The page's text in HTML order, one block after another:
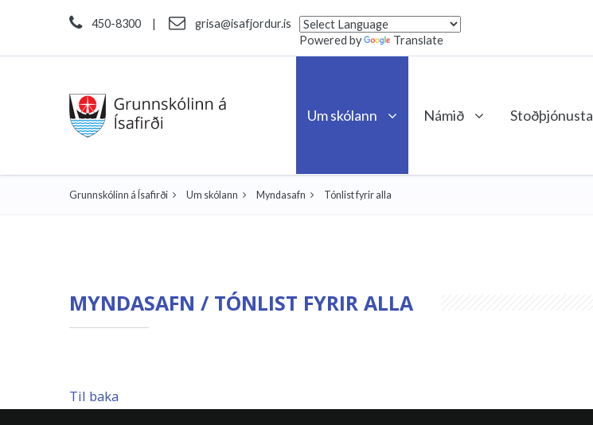
450-8300 |
grisa@isafjordur.is
Powered by
Translate
Um skólann Námið Stoðþjónusta
Grunnskólinn á Ísafirði Um skólann Myndasafn Tónlist fyrir alla
MYNDASAFN / TÓNLIST FYRIR ALLA
Til baka